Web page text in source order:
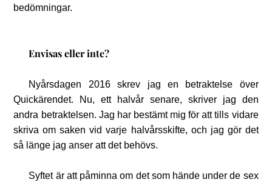
bedömningar.
Envisas eller inte?
Nyårsdagen 2016 skrev jag en betraktelse över
Quickärendet. Nu, ett halvår senare, skriver jag den
andra betraktelsen. Jag har bestämt mig för att tills vidare
skriva om saken vid varje halvårsskifte, och jag gör det
så länge jag anser att det behövs.
Syftet är att påminna om det som hände under de sex